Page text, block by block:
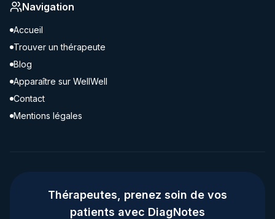
Navigation
Accueil
Trouver un thérapeute
Blog
Apparaître sur WellWell
Contact
Mentions légales
Thérapeutes, prenez soin de vos
patients avec DiagNotes